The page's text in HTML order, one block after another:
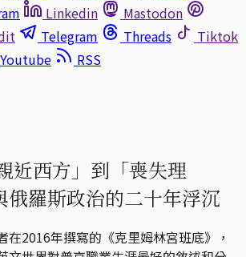
Linkedin
Mastodon
Telegram Threads
Tiktok
Youtube
RSS
近西方」到「喪失理
俄羅斯政治的二十年浮沉
在2016年撰寫的《克里姆林宮班底》，